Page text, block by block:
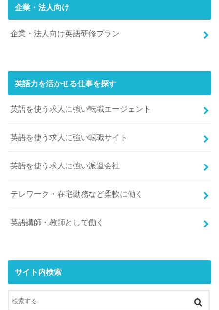
企業・法人向け
企業・法人向け英語研修プラン
英語力を活かせる仕事を探す
英語を使う求人に強い転職エージェント
英語を使う求人に強い転職サイト
英語を使う求人に強い派遣会社
テレワーク・在宅勤務など柔軟に働く
英語講師・教師として働く
サイト内検索